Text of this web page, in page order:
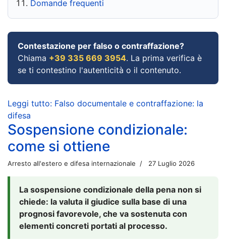
Domande frequenti
Contestazione per falso o contraffazione?
Chiama +39 335 669 3954. La prima verifica è
se ti contestino l'autenticità o il contenuto.
Leggi tutto: Falso documentale e contraffazione: la
difesa
Sospensione condizionale:
come si ottiene
Arresto all'estero e difesa internazionale 27 Luglio 2026
La sospensione condizionale della pena non si
chiede: la valuta il giudice sulla base di una
prognosi favorevole, che va sostenuta con
elementi concreti portati al processo.